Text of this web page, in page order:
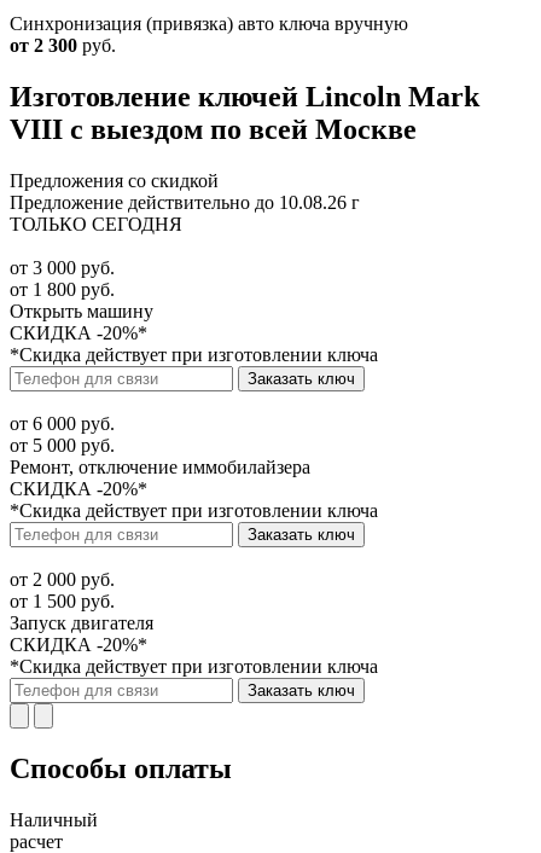
Синхронизация (привязка) авто ключа вручную
от 2 300 руб.
Изготовление ключей Lincoln Mark
VIII с выездом по всей Москве
Предложения со скидкой
Предложение действительно до 10.08.26 г
ТОЛЬКО СЕГОДНЯ
от 3 000 руб.
от 1 800 руб.
Открыть машину
СКИДКА -20%*
*Скидка действует при изготовлении ключа
Заказать ключ
от 6 000 руб.
от 5 000 руб.
Ремонт, отключение иммобилайзера
СКИДКА -20%*
*Скидка действует при изготовлении ключа
Заказать ключ
от 2 000 руб.
от 1 500 руб.
Запуск двигателя
СКИДКА -20%*
*Скидка действует при изготовлении ключа
Заказать ключ
Способы оплаты
Наличный
расчет